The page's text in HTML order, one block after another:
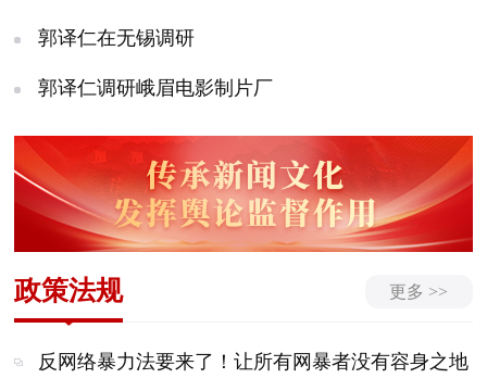
郭译仁在无锡调研
郭译仁调研峨眉电影制片厂
政策法规 更多 >>
反网络暴力法要来了！让所有网暴者没有容身之地